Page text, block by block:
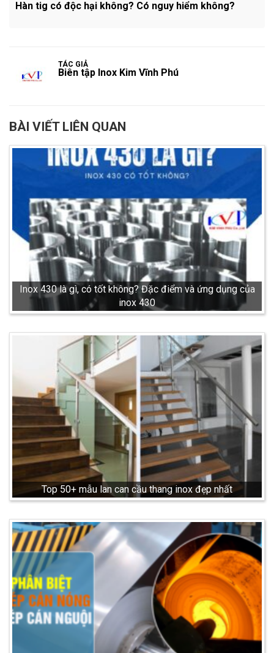
Hàn tig có độc hại không? Có nguy hiểm không?
TÁC GIẢ
Biên tập Inox Kim Vĩnh Phú
BÀI VIẾT LIÊN QUAN
Inox 430 là gì, có tốt không? Đặc điểm và ứng dụng của
inox 430
Top 50+ mẫu lan can cầu thang inox đẹp nhất